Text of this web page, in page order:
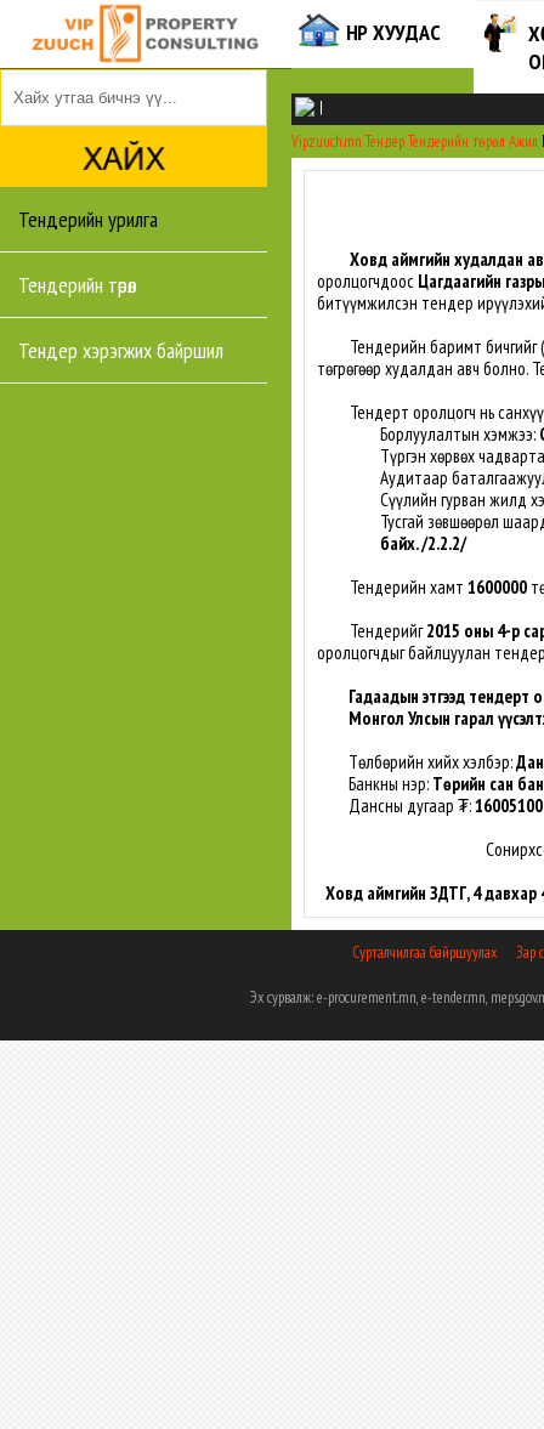
Тендерийн урилга
Тендерийн төрөл
Тендер хэрэгжих байршил
НҮҮР ХУУДАС
|
Vipzuuch.mn ТендерТендерийн төрөл Ажил
Ховд аймгийн худалдан
оролцогчдоос Цагдаагийн
битүүмжилсэн тендер
Тендерийн баримт бичгийг (
төгрөгөөр худалдан авч болно.
Тендерт оролцогч нь
Борлуулалтын хэмжээ:
Түргэн хөрвөх
Аудитаар
Сүүлийн гурван жилд
Тусгай зөвшөөрөл
байх. /2.2.2/
Тендерийн хамт 1600000
Тендерийг2015 оны 4-р
оролцогчдыг байлцуулан
Гадаадын этгээд тендерт
Монгол Улсын гарал
Төлбөрийн хийх хэлбэр:
Банкны нэр: Төрийн сан
Дансны дугаар ₮:
Ховд аймгийн ЗДТГ, 4 давхар
Сурталчилгаа байршуулах Зар
Эх сурвалж: e-procurement.mn, e-tender.mn,